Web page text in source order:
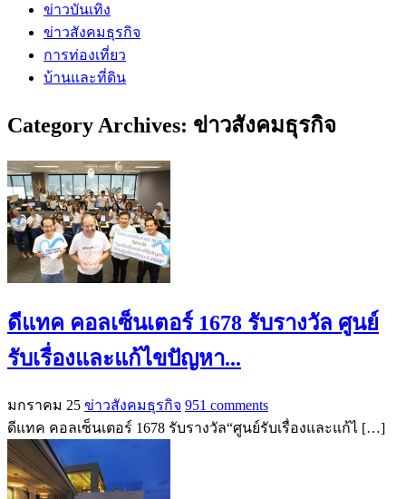
ข่าวบันเทิง
ข่าวสังคมธุรกิจ
การท่องเที่ยว
บ้านและที่ดิน
Category Archives: ข่าวสังคมธุรกิจ
ดีแทค คอลเซ็นเตอร์ 1678 รับรางวัล ศูนย์
รับเรื่องและแก้ไขปัญหา...
มกราคม 25 ข่าวสังคมธุรกิจ 951 comments
ดีแทค คอลเซ็นเตอร์ 1678 รับรางวัล“ศูนย์รับเรื่องและแก้ไ […]